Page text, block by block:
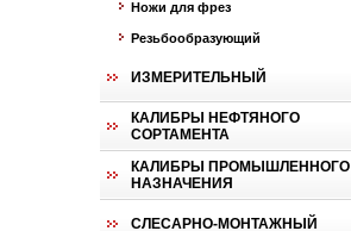
Ножи для фрез
Резьбообразующий
ИЗМЕРИТЕЛЬНЫЙ
КАЛИБРЫ НЕФТЯНОГО
СОРТАМЕНТА
КАЛИБРЫ ПРОМЫШЛЕННОГО
НАЗНАЧЕНИЯ
СЛЕСАРНО-МОНТАЖНЫЙ